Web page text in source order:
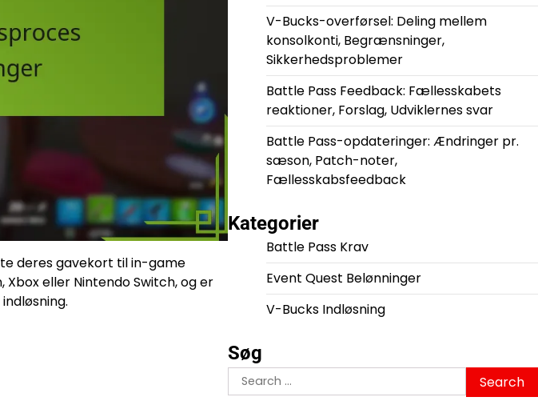
deres gavekort til in-game
eller Nintendo Switch, og er
V-Bucks-overførsel: Deling mellem
konsolkonti, Begrænsninger,
Sikkerhedsproblemer
Battle Pass Feedback: Fællesskabets
reaktioner, Forslag, Udviklernes svar
Battle Pass-opdateringer: Ændringer pr.
sæson, Patch-noter,
Fællesskabsfeedback
Kategorier
Battle Pass Krav
Event Quest Belønninger
V-Bucks Indløsning
Søg
Search
for: